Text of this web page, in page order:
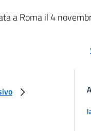
a Roma il 4